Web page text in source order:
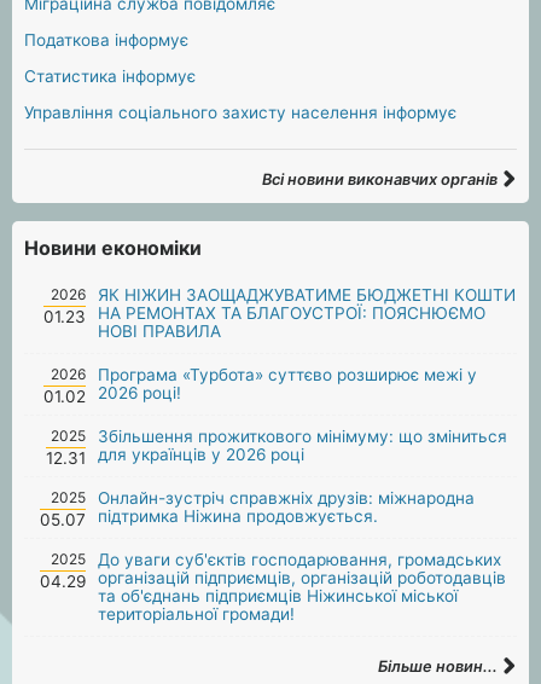
Податкова інформує
Статистика інформує
Управління соціального захисту населення інформує
Всі новини виконавчих органів
Новини економіки
2026
01.23
ЯК НІЖИН ЗАОЩАДЖУВАТИМЕ БЮДЖЕТНІ КОШТИ
НА РЕМОНТАХ ТА БЛАГОУСТРОЇ: ПОЯСНЮЄМО
НОВІ ПРАВИЛА
2026
01.02
Програма «Турбота» суттєво розширює межі у
2026 році!
2025
12.31
Збільшення прожиткового мінімуму: що зміниться
для українців у 2026 році
2025
05.07
Онлайн-зустріч справжніх друзів: міжнародна
підтримка Ніжина продовжується.
2025
04.29
До уваги суб'єктів господарювання, громадських
організацій підприємців, організацій роботодавців
та об'єднань підприємців Ніжинської міської
територіальної громади!
Більше новин...